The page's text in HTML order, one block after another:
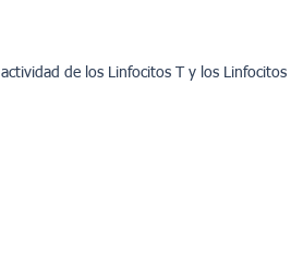
de los Linfocitos T y los Linfocitos